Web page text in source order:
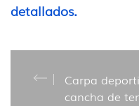
detallados.
Carpa
cancha de